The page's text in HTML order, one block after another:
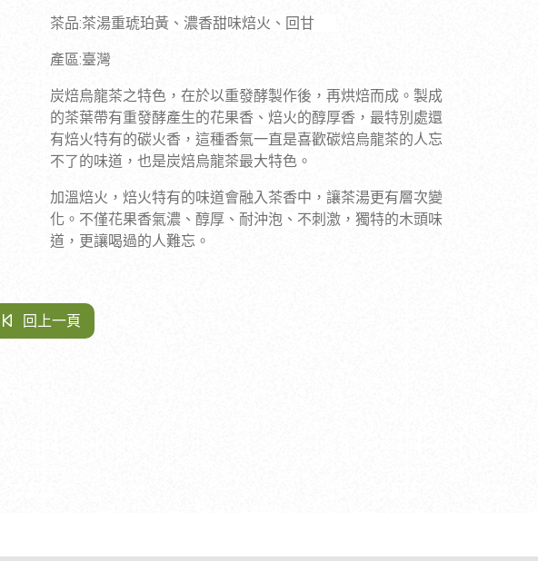
茶品:茶湯重琥珀黃、濃香甜味焙火、回甘
產區:臺灣
炭焙烏龍茶之特色，在於以重發酵製作後，再烘焙而成。製成
的茶葉帶有重發酵產生的花果香、焙火的醇厚香，最特別處還
有焙火特有的碳火香，這種香氣一直是喜歡碳焙烏龍茶的人忘
不了的味道，也是炭焙烏龍茶最大特色。
加溫焙火，焙火特有的味道會融入茶香中，讓茶湯更有層次變
化。不僅花果香氣濃、醇厚、耐沖泡、不刺激，獨特的木頭味
道，更讓喝過的人難忘。
回上一頁